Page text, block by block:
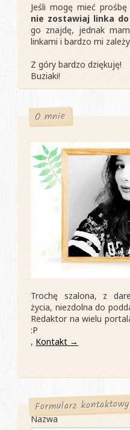
Jeśli mogę mieć
nie zostawiaj linka
go znajdę, jednak
linkami i bardzo mi
Z góry bardzo dziękuję!
Buziaki!
O mnie
Trochę szalona, z
życia, niezdolna do
Redaktor na wielu
:P
, Kontakt →
Formularz kontaktowy
Nazwa